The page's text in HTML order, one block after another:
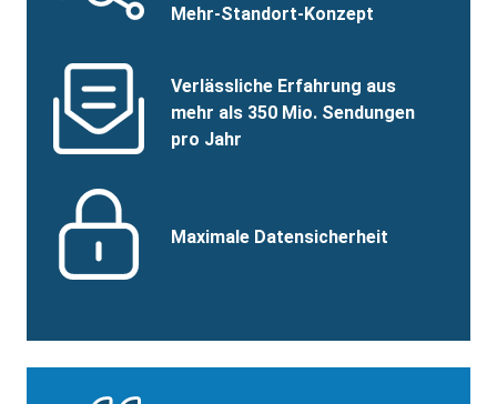
Mehr-Standort-Konzept
Benefits
Image
SVG
Benefits
Title
Verlässliche Erfahrung aus
mehr als 350 Mio. Sendungen
pro Jahr
Benefits
Image
SVG
Benefits
Maximale Datensicherheit